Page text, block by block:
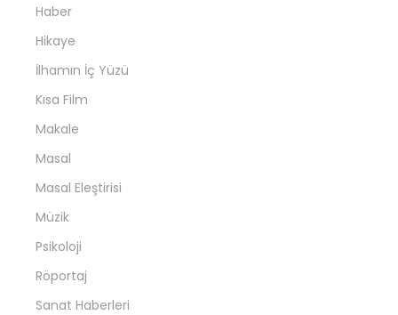
Haber
Hikaye
İlhamın İç Yüzü
Kısa Film
Makale
Masal
Masal Eleştirisi
Müzik
Psikoloji
Röportaj
Sanat Haberleri